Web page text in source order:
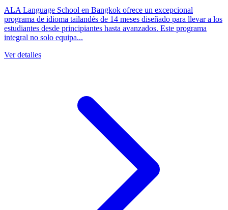
ALA Language School en Bangkok ofrece un excepcional
programa de idioma tailandés de 14 meses diseñado para llevar a los
estudiantes desde principiantes hasta avanzados. Este programa
integral no solo equipa...
Ver detalles